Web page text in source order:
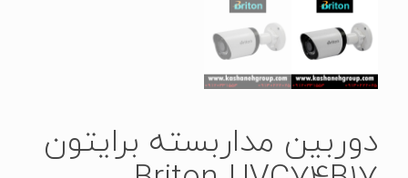
دوربین مداربسته برایتون